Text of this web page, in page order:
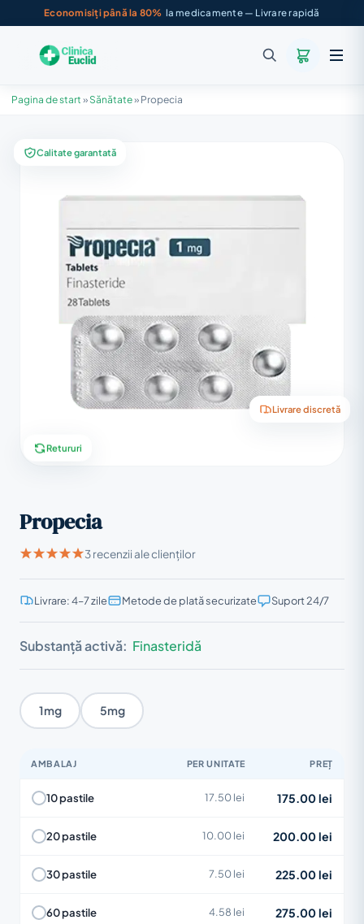
Economisiți până la 80% la medicamente — Livrare rapidă
Pagina de start » Sănătate» Propecia
Calitate garantată
Livrare discretă
Retururi
Propecia
3 recenzii ale clienților
Livrare: 4–7 zile Metode de plată securizate Suport 24/7
Substanță activă: Finasteridă
1mg 5mg
AMBALAJ PER UNITATE PREȚ
10 pastile 17.50 lei 175.00 lei
20 pastile 10.00 lei 200.00 lei
30 pastile 7.50 lei 225.00 lei
60 pastile 4.58 lei 275.00 lei